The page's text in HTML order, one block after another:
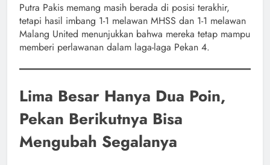
Putra Pakis memang masih berada di posisi terakhir,
tetapi hasil imbang 1-1 melawan MHSS dan 1-1 melawan
Malang United menunjukkan bahwa mereka tetap mampu
memberi perlawanan dalam laga-laga Pekan 4.
Lima Besar Hanya Dua Poin,
Pekan Berikutnya Bisa
Mengubah Segalanya